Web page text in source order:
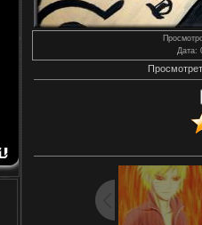
Дата: